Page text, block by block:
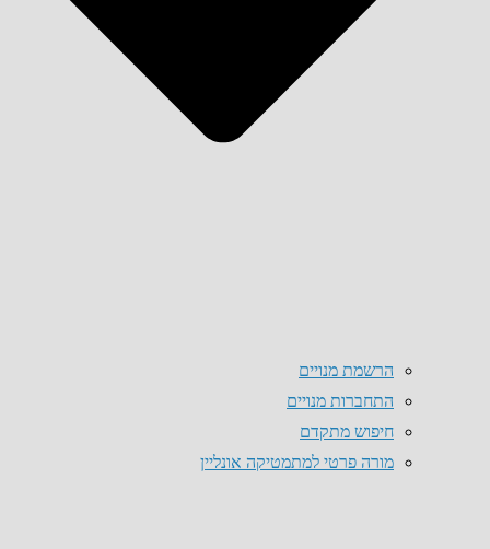
הרשמת מנויים
התחברות מנויים
חיפוש מתקדם
מורה פרטי למתמטיקה אונליין